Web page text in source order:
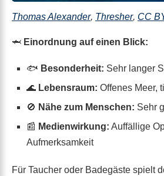
Thomas Alexander, Thresher, CC
🦈 Einordnung auf einen Blick:
🐟 Besonderheit: Sehr langer
🌊 Lebensraum: Offenes Meer,
🚫 Nähe zum Menschen: Sehr
📰 Medienwirkung: Auffällige
Aufmerksamkeit
Für Taucher oder Badegäste spielt